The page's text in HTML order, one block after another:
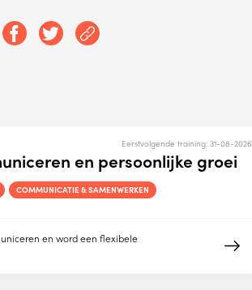
en persoonlijke groei
Eerstvolgende training: 31-08-2026
COMMUNICATIE & SAMENWERKEN
en word een flexibele